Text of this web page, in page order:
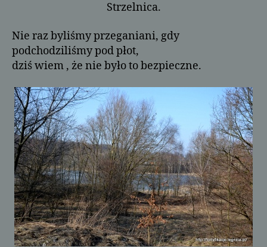
Strzelnica.
Nie raz byliśmy przeganiani, gdy
podchodziliśmy pod płot,
dziś wiem , że nie było to bezpieczne.